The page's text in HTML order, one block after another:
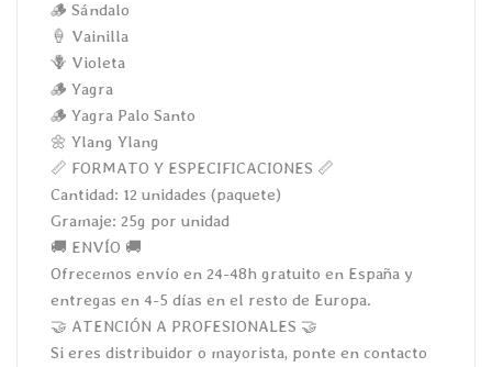
🪵 Sándalo
🍦 Vainilla
🪻 Violeta
🪵 Yagra
🪵 Yagra Palo Santo
🌼 Ylang Ylang
📏 FORMATO Y ESPECIFICACIONES 📏
Cantidad: 12 unidades (paquete)
Gramaje: 25g por unidad
🚚 ENVÍO 🚚
Ofrecemos envío en 24-48h gratuito en España y
entregas en 4-5 días en el resto de Europa.
🤝 ATENCIÓN A PROFESIONALES 🤝
Si eres distribuidor o mayorista, ponte en contacto